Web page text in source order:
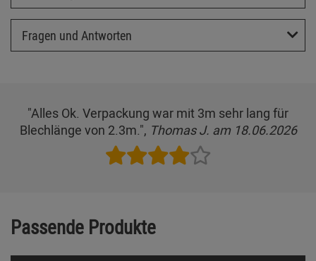
Fragen und Antworten
"Alles Ok. Verpackung war mit 3m sehr lang für
Blechlänge von 2.3m.", Thomas J. am 18.06.2026
Passende Produkte